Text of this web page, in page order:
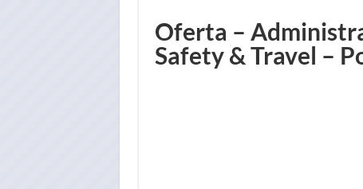
Oferta –
Safety & Travel –